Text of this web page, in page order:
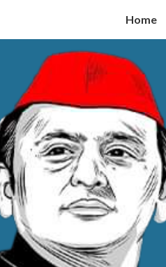
Skip to main content
Home